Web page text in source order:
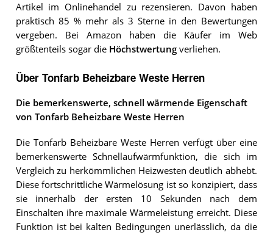
Artikel im Onlinehandel zu rezensieren. Davon haben
praktisch 85 % mehr als 3 Sterne in den Bewertungen
vergeben. Bei Amazon haben die Käufer im Web
größtenteils sogar die Höchstwertungverliehen.
Über Tonfarb Beheizbare Weste Herren
Die bemerkenswerte, schnell wärmende Eigenschaft
von Tonfarb Beheizbare Weste Herren
Die Tonfarb Beheizbare Weste Herren verfügt über eine
bemerkenswerte Schnellaufwärmfunktion, die sich im
Vergleich zu herkömmlichen Heizwesten deutlich abhebt.
Diese fortschrittliche Wärmelösung ist so konzipiert, dass
sie innerhalb der ersten 10 Sekunden nach dem
Einschalten ihre maximale Wärmeleistung erreicht. Diese
Funktion ist bei kalten Bedingungen unerlässlich, da die